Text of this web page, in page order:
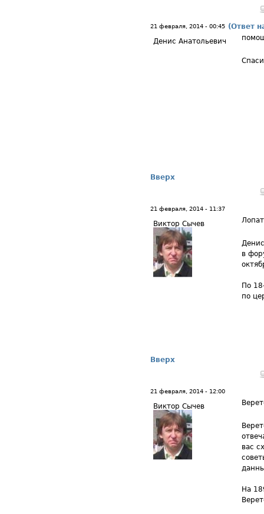
21 февраля, 2014 - 00:45 (Ответ
Денис Анатольевич
Вверх
21 февраля, 2014 - 11:37
Виктор Сычев
в
По
по
Вверх
21 февраля, 2014 - 12:00
Виктор Сычев
вас
На